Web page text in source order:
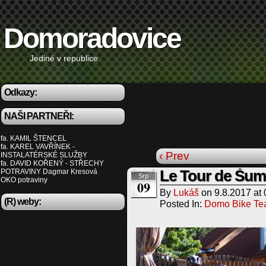
Domoradovice
Jediné v republice
Odkazy:
NAŠI PARTNEŘI:
fa. KAMIL ŠTENCEL
fa. KAREL VAVŘÍNEK -
INSTALATÉRSKÉ SLUŽBY
fa. DAVID KOŘENÝ - STŘECHY
POTRAVINY Dagmar Kresová
OKO potraviny
(R) weby:
‹ Prev
Srp
09
Le Tour de
By Lukáš on 9.8.2017 at
Posted In: Domo Bike